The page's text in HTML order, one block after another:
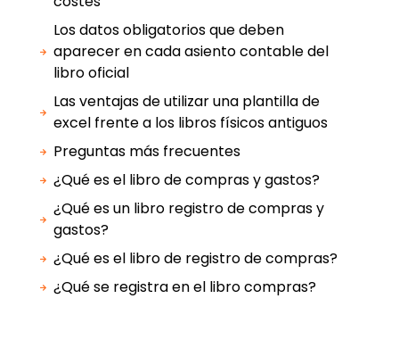
Los datos obligatorios que deben
aparecer en cada asiento contable del
libro oficial
Las ventajas de utilizar una plantilla de
excel frente a los libros físicos antiguos
Preguntas más frecuentes
¿Qué es el libro de compras y gastos?
¿Qué es un libro registro de compras y
gastos?
¿Qué es el libro de registro de compras?
¿Qué se registra en el libro compras?